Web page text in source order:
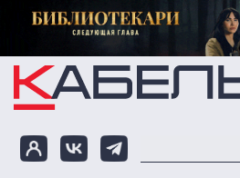
Перейти к основному содержанию